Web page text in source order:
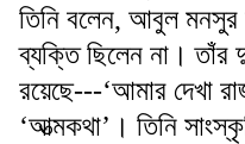
তিনি বলেন, আবুল
ব্যক্তি ছিলেন না। তাঁর
রয়েছে---‘আমার দেখা
‘আত্মকথা’। তিনি